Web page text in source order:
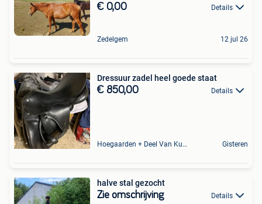
€ 0,00 Details
Zedelgem 12 jul 26
Dressuur zadel heel goede staat
€ 850,00 Details
Hoegaarden + Deel Van Kumtich + Deel Van Tienen Gisteren
halve stal gezocht
Zie omschrijving Details